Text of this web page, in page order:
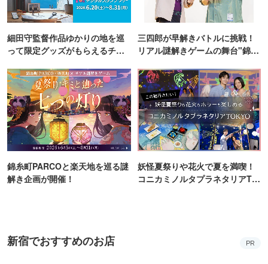
細田守監督作品ゆかりの地を巡
って限定グッズがもらえるチャ
三四郎が早解きバトルに挑戦！
リアル謎解きゲームの舞台"錦糸
錦糸町PARCOと楽天地を巡る謎
解き企画が開催！
妖怪夏祭りや花火で夏を満喫！
コニカミノルタプラネタリアTO
新宿でおすすめのお店 PR